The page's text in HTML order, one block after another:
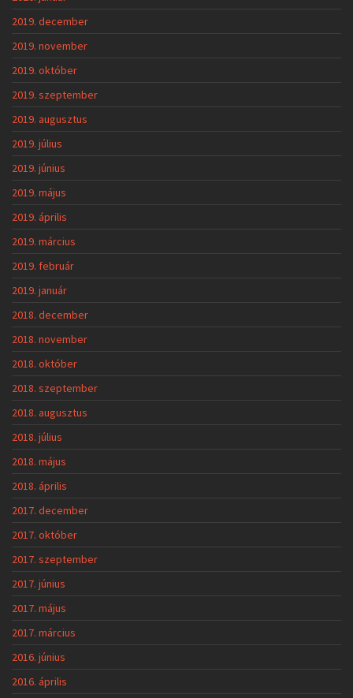
2019. december
2019. november
2019. október
2019. szeptember
2019. augusztus
2019. július
2019. június
2019. május
2019. április
2019. március
2019. február
2019. január
2018. december
2018. november
2018. október
2018. szeptember
2018. augusztus
2018. július
2018. május
2018. április
2017. december
2017. október
2017. szeptember
2017. június
2017. május
2017. március
2016. június
2016. április